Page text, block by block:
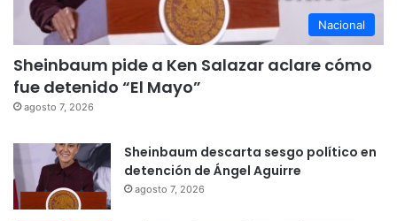
Nacional
Sheinbaum pide a Ken Salazar aclare cómo
fue detenido “El Mayo”
agosto 7, 2026
Sheinbaum descarta sesgo político en
detención de Ángel Aguirre
agosto 7, 2026